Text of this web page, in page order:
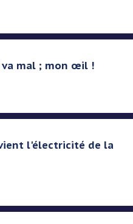
va mal ; mon œil !
l'électricité de la